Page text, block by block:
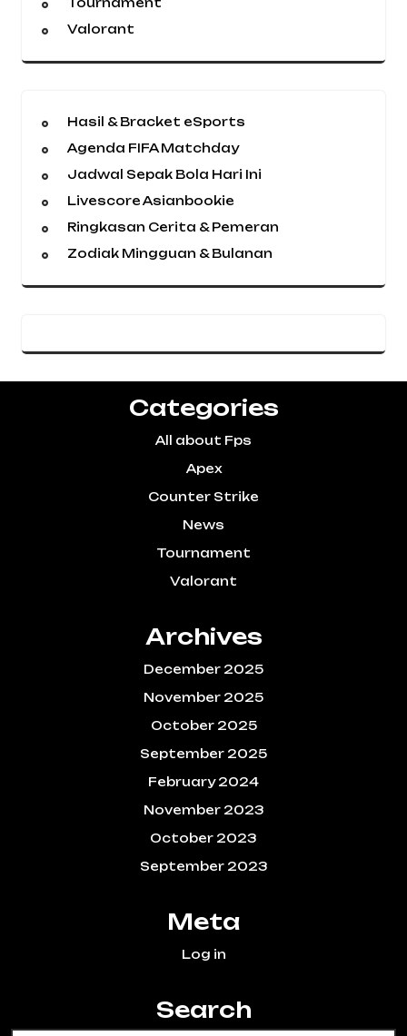
Valorant
Hasil & Bracket eSports
Agenda FIFA Matchday
Jadwal Sepak Bola Hari Ini
Livescore Asianbookie
Ringkasan Cerita & Pemeran
Zodiak Mingguan & Bulanan
Categories
All about Fps
Apex
Counter Strike
News
Tournament
Valorant
Archives
December 2025
November 2025
October 2025
September 2025
February 2024
November 2023
October 2023
September 2023
Meta
Log in
Search